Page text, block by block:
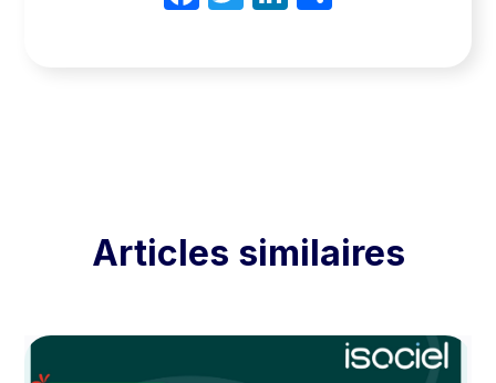
Articles similaires